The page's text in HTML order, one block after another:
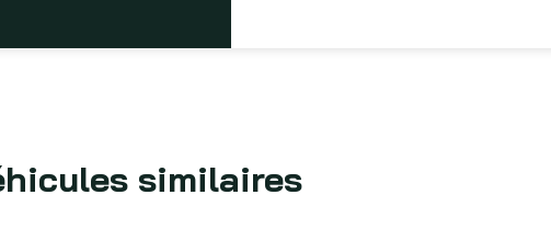
similaires